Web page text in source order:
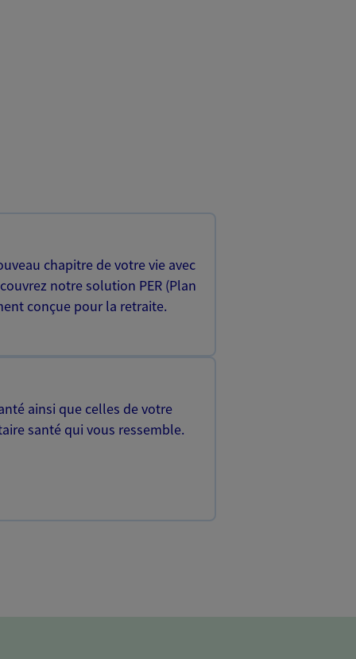
chapitre de votre vie avec
notre solution PER (Plan
conçue pour la retraite.
ainsi que celles de votre
santé qui vous ressemble.